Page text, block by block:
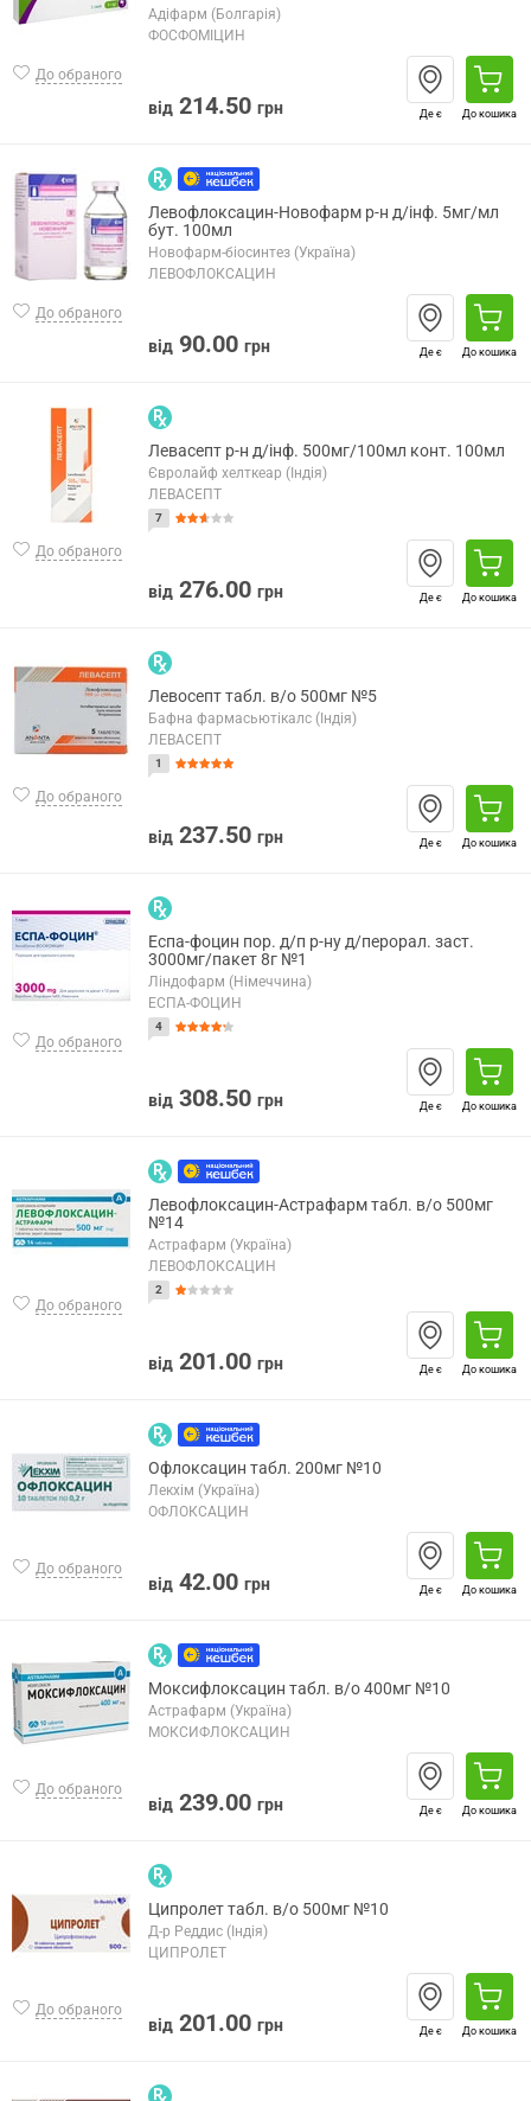
До обраного
Адіфарм (Болгарія)
ФОСФОМІЦИН
від 214.50 грн Де є До кошика
До обраного
Левофлоксацин-Новофарм р-н д/інф. 5мг/мл
бут. 100мл
Новофарм-біосинтез (Україна)
ЛЕВОФЛОКСАЦИН
від 90.00 грн Де є До кошика
До обраного
Левасепт р-н д/інф. 500мг/100мл конт. 100мл
Євролайф хелткеар (Індія)
ЛЕВАСЕПТ
7
від 276.00 грн Де є До кошика
До обраного
Левосепт табл. в/о 500мг №5
Бафна фармасьютікалс (Індія)
ЛЕВАСЕПТ
1
від 237.50 грн Де є До кошика
До обраного
Еспа-фоцин пор. д/п р-ну д/перорал. заст.
3000мг/пакет 8г №1
Ліндофарм (Німеччина)
ЕСПА-ФОЦИН
4
від 308.50 грн Де є До кошика
До обраного
Левофлоксацин-Астрафарм табл. в/о 500мг
№14
Астрафарм (Україна)
ЛЕВОФЛОКСАЦИН
2
від 201.00 грн Де є До кошика
До обраного
Офлоксацин табл. 200мг №10
Лекхім (Україна)
ОФЛОКСАЦИН
від 42.00 грн Де є До кошика
До обраного
Моксифлоксацин табл. в/о 400мг №10
Астрафарм (Україна)
МОКСИФЛОКСАЦИН
від 239.00 грн Де є До кошика
До обраного
Ципролет табл. в/о 500мг №10
Д-р Реддис (Індія)
ЦИПРОЛЕТ
від 201.00 грн Де є До кошика